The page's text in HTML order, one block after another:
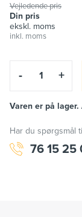
Vejledende pris
Din pris
ekskl. moms
inkl. moms
- +
Varen er på
Har du spørgsmål
76 15 25